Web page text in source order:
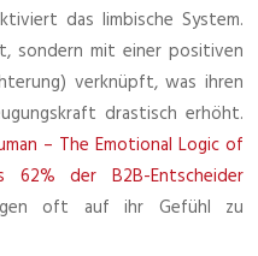
das limbische System.
sondern mit einer positiven
verknüpft, was ihren
drastisch erhöht.
– The Emotional Logic of
62% der B2B-Entscheider
oft auf ihr Gefühl zu